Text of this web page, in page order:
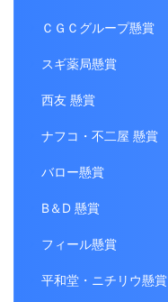
ＣＧＣグループ懸賞
スギ薬局懸賞
西友 懸賞
ナフコ・不二屋 懸賞
バロー懸賞
B＆D 懸賞
フィール懸賞
平和堂・ニチリウ懸賞